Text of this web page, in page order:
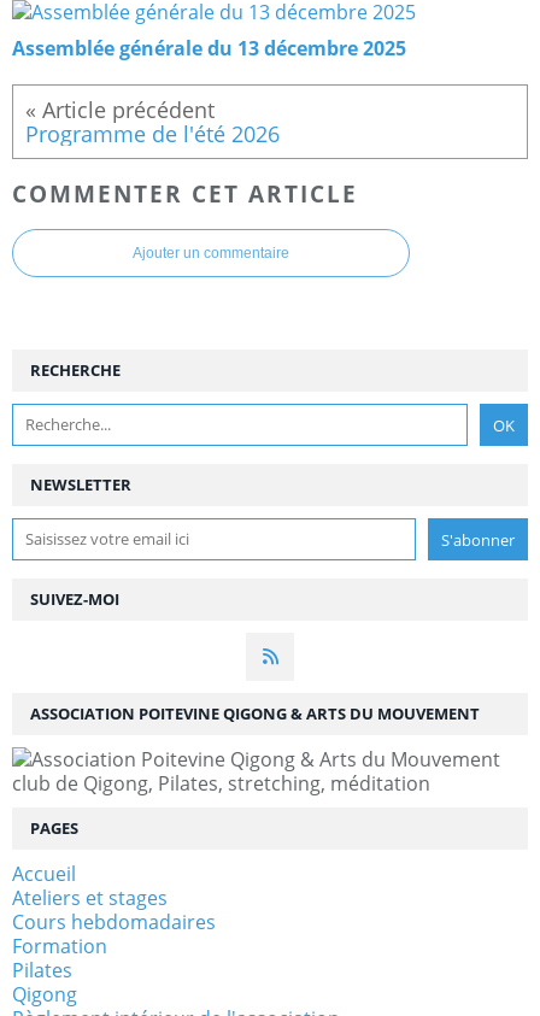
Assemblée générale du 13 décembre 2025
Programme de l'été 2026
COMMENTER CET ARTICLE
Ajouter un commentaire
NEWSLETTER
SUIVEZ-MOI
RECHERCHE
ASSOCIATION POITEVINE QIGONG & ARTS DU MOUVEMENT
club de Qigong, Pilates, stretching, méditation
PAGES
Accueil
Ateliers et stages
Cours hebdomadaires
Formation
Pilates
Qigong